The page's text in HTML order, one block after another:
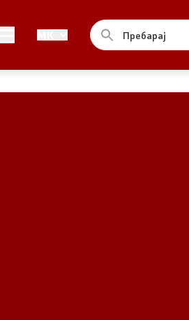
Совет